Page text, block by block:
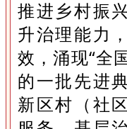
推进乡村振
升治理能力
效，涌现“全
的一批先进
新区村（社